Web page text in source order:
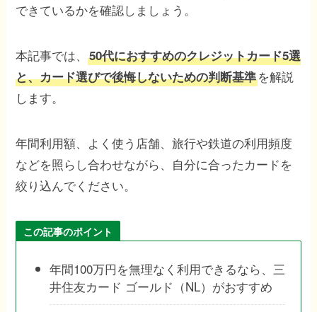
できているかを確認しましょう。
本記事では、50代におすすめのクレジットカード5選
と、カード選びで後悔しないための判断基準を解説
します。
年間利用額、よく使う店舗、旅行や鉄道の利用頻度
などを照らし合わせながら、自分に合ったカードを
絞り込んでください。
この記事のポイント
年間100万円を無理なく利用できるなら、三
井住友カード ゴールド（NL）がおすすめ